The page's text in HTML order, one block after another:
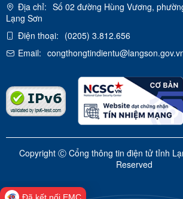
Địa chỉ: Số 02 đường Hùng Vương,
Lạng Sơn
Điện thoại: (0205) 3.812.656
Email:
Copyright Ⓒ Cổng thông tin điện tử tỉnh
Reserved